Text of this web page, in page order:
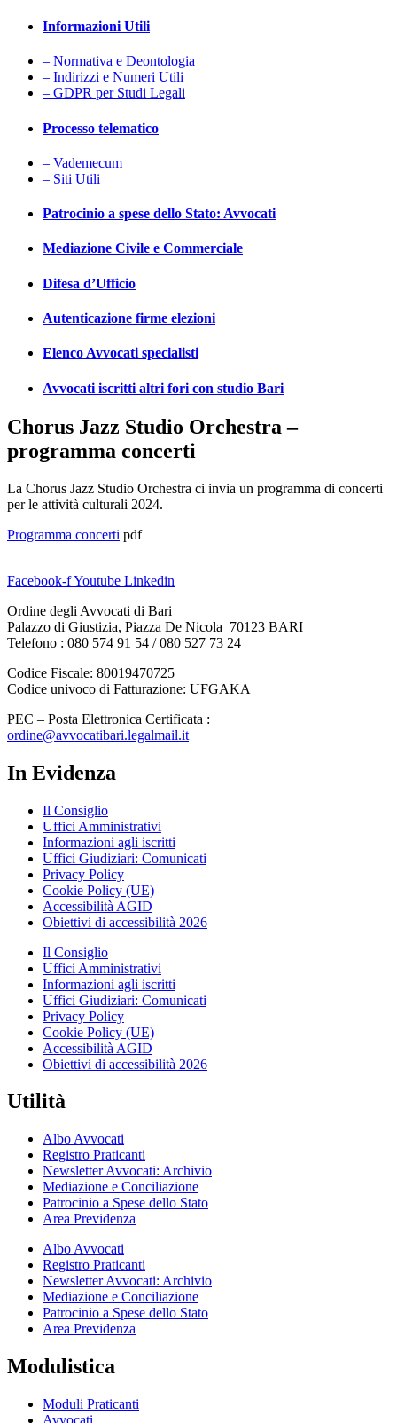
Informazioni Utili
– Normativa e Deontologia
– Indirizzi e Numeri Utili
– GDPR per Studi Legali
Processo telematico
– Vademecum
– Siti Utili
Patrocinio a spese dello Stato: Avvocati
Mediazione Civile e Commerciale
Difesa d’Ufficio
Autenticazione firme elezioni
Elenco Avvocati specialisti
Avvocati iscritti altri fori con studio Bari
Chorus Jazz Studio Orchestra –
programma concerti
La Chorus Jazz Studio Orchestra ci invia un programma di concerti
per le attività culturali 2024.
Programma concerti pdf
Facebook-fYoutube Linkedin
Ordine degli Avvocati di Bari
Palazzo di Giustizia, Piazza De Nicola 70123 BARI
Telefono : 080 574 91 54 / 080 527 73 24
Codice Fiscale: 80019470725
Codice univoco di Fatturazione: UFGAKA
PEC – Posta Elettronica Certificata :
ordine@avvocatibari.legalmail.it
In Evidenza
Il Consiglio
Uffici Amministrativi
Informazioni agli iscritti
Uffici Giudiziari: Comunicati
Privacy Policy
Cookie Policy (UE)
Accessibilità AGID
Obiettivi di accessibilità 2026
Il Consiglio
Uffici Amministrativi
Informazioni agli iscritti
Uffici Giudiziari: Comunicati
Privacy Policy
Cookie Policy (UE)
Accessibilità AGID
Obiettivi di accessibilità 2026
Utilità
Albo Avvocati
Registro Praticanti
Newsletter Avvocati: Archivio
Mediazione e Conciliazione
Patrocinio a Spese dello Stato
Area Previdenza
Albo Avvocati
Registro Praticanti
Newsletter Avvocati: Archivio
Mediazione e Conciliazione
Patrocinio a Spese dello Stato
Area Previdenza
Modulistica
Moduli Praticanti